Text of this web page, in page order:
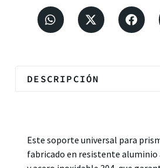
DESCRIPCIÓN
Este soporte universal para
fabricado en resistente aluminio